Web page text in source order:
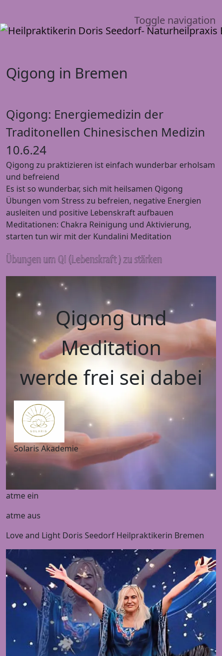
Toggle navigation
Qigong in Bremen
Qigong: Energiemedizin der
Traditonellen Chinesischen Medizin
10.6.24
Qigong zu praktizieren ist einfach wunderbar erholsam
und befreiend
Es ist so wunderbar, sich mit heilsamen Qigong
Übungen vom Stress zu befreien, negative Energien
ausleiten und positive Lebenskraft aufbauen
Meditationen: Chakra Reinigung und Aktivierung,
starten tun wir mit der Kundalini Meditation
Übungen um QI (Lebenskraft ) zu stärken
Qigong und
Meditation
werde frei sei dabei
Solaris Akademie
atme ein
atme aus
Love and Light Doris Seedorf Heilpraktikerin Bremen